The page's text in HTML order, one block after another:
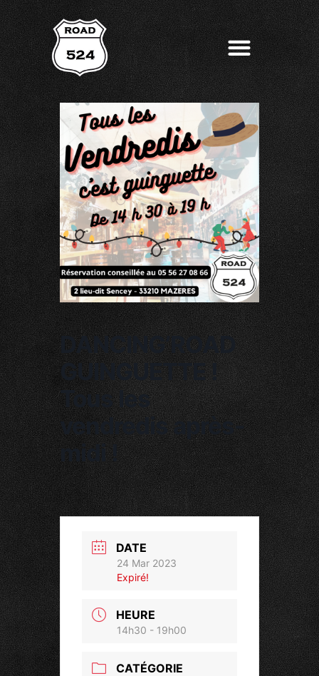
DANCING’ROAD
GUINGUETTE !
Tous les
vendredis après-
midi !
DATE
24 Mar 2023
Expiré!
HEURE
14h30 - 19h00
CATÉGORIE